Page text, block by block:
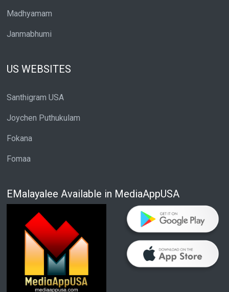
Madhyamam
Janmabhumi
US WEBSITES
Santhigram USA
Joychen Puthukulam
Fokana
Fomaa
EMalayalee Available in MediaAppUSA